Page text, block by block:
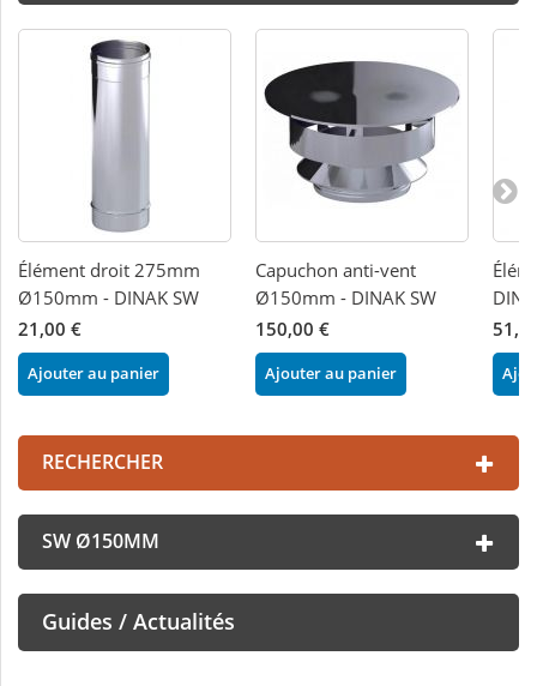
Élément droit 275mm
Ø150mm - DINAK SW
21,00 €
Ajouter au panier
Capuchon anti-vent
Ø150mm - DINAK SW
150,00 €
Ajouter au panier
RECHERCHER
SW Ø150MM
Guides / Actualités